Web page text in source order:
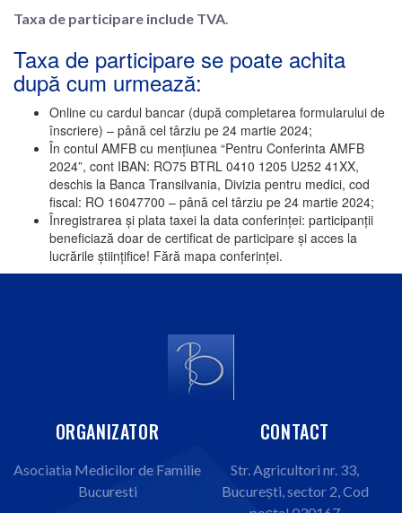
Taxa de participare include TVA.
Taxa de participare se poate achita
după cum urmează:
Online cu cardul bancar (după completarea formularului de
înscriere) – până cel târziu pe 24 martie 2024;
În contul AMFB cu mențiunea “Pentru Conferinta AMFB
2024”, cont IBAN: RO75 BTRL 0410 1205 U252 41XX,
deschis la Banca Transilvania, Divizia pentru medici, cod
fiscal: RO 16047700 – până cel târziu pe 24 martie 2024;
Înregistrarea și plata taxei la data conferinței: participanții
beneficiază doar de certificat de participare şi acces la
lucrările ştiinţifice! Fără mapa conferinței.
ORGANIZATOR
Asociatia Medicilor de Familie
Bucuresti
CONTACT
Str. Agricultori nr. 33,
București, sector 2, Cod